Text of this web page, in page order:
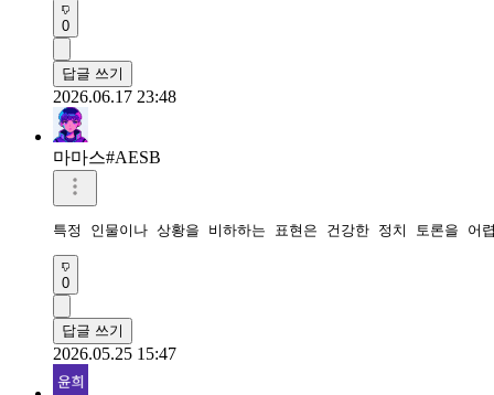
0
답글 쓰기
2026.06.17 23:48
마마스#AESB
특정 인물이나 상황을 비하하는 표현은 건강한 정치 토론을 어
0
답글 쓰기
2026.05.25 15:47